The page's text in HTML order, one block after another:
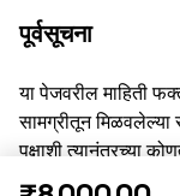
पूर्वसूचना
या पेजवरील माहिती
सामग्रीतून मिळवलेल्या
पक्षाशी त्यानंतरच्या
पक्षाशी व्यस्त